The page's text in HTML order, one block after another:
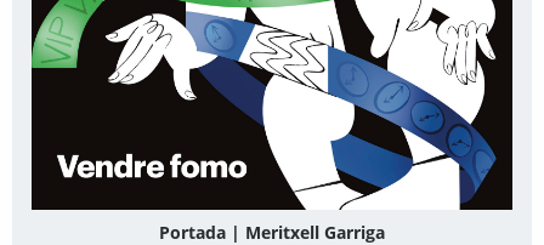
Portada | Meritxell Garriga